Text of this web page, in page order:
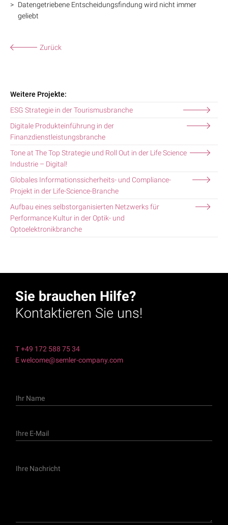
Datengetriebene Entscheidungsfindung wird nicht immer
geliebt
Zurück
Weitere Projekte:
ESG Strategie in der Tourismusbranche
Digitale Produkteinführung in der
Finanzdienstleistungsbranche
Tone at The Top Strategie und Roll Out in der Life Science
Industrie – Digital!
Globales Informationssicherheits- und Compliance-
Projekt in der Life-Science-Branche
Aufbau eines selbstorganisierten Netzwerks für
Performance Kultur in der Optik- und
Optoelektronikbranche
Sie brauchen Hilfe?
Kontaktieren Sie uns!
T +49 172 588 75 34
E welcome@semler-company.com
h
a
h
E
h